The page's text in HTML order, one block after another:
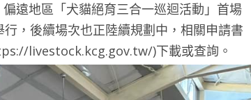
遠地區「犬貓絕育三合一巡迴活動」首場
，後續場次也正陸續規劃中，相關申請書
livestock.kcg.gov.tw/)下載或查詢。